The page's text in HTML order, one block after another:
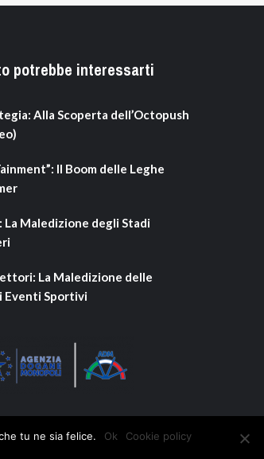
potrebbe interessarti
Alla Scoperta dell’Octopush
Il Boom delle Leghe
La Maledizione degli Stadi
La Maledizione delle
Eventi Sportivi
tu ne sia felice. Ok Cookie policy